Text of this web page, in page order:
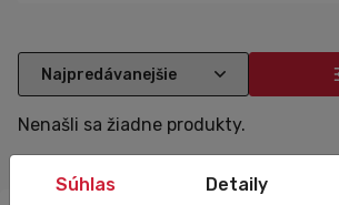
potrebám moderného muža, ktorý hľadá
Nenašli sa žiadne produkty.
Súhlas Detaily